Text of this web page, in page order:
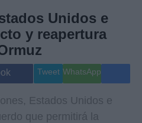
Gente
Musica
Unidos e
y reapertura
Tweet WhatsApp
Estados Unidos e
que permitirá la